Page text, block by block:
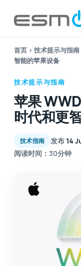
首页 › 技术提示与指南
智能的苹果设备
技术提示与指南
苹果
时代和更
技术指南 发布 14
阅读时间：30分钟